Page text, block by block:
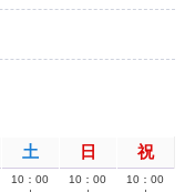
土 日 祝
10：00
10：00
10：00